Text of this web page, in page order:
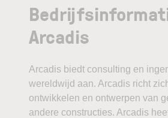
Arcadis
Arcadis biedt consulting en
wereldwijd aan. Arcadis richt
ontwikkelen en ontwerpen van
andere constructies. Arcadis